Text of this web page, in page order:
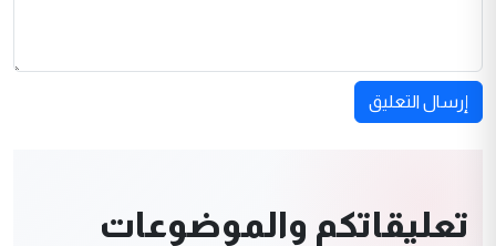
إرسال التعليق
تعليقاتكم والموضوعات